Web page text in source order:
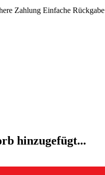
Zahlung Einfache Rückgabe
hinzugefügt...